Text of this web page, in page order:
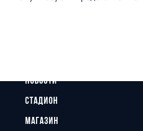
НОВОСТИ
СТАДИОН
МАГАЗИН